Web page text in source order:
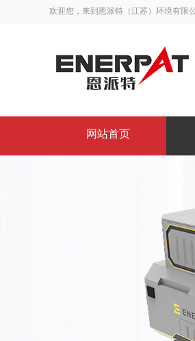
欢迎您，来到恩派特（江苏）环境有限
网站首页